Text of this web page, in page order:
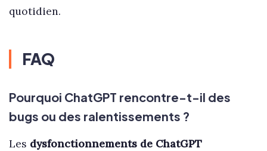
quotidien.
FAQ
Pourquoi ChatGPT rencontre-t-il des
bugs ou des ralentissements ?
Les dysfonctionnements de ChatGPT